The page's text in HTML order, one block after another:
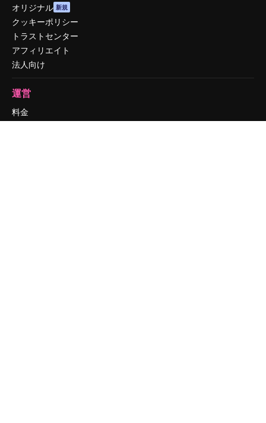
オリジナル 新規
クッキーポリシー
トラストセンター
アフィリエイト
法人向け
運営
料金